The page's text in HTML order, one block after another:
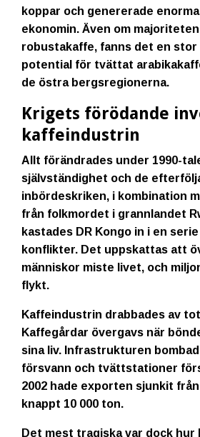
koppar och genererade
ekonomin. Även om
robustakaffe, fanns det en
potential för tvättat
de östra bergsregionerna.
Krigets förödande
kaffeindustrin
Allt förändrades under 1990-
självständighet och de
inbördeskriken, i kombination
från folkmordet i grannlandet
kastades DR Kongo in i en
konflikter. Det uppskattas att
människor miste livet, och
flykt.
Kaffeindustrin drabbades av
Kaffegårdar övergavs när
sina liv. Infrastrukturen
försvann och tvättstationer
2002 hade exporten sjunkit från
knappt 10 000 ton.
Det mest tragiska var dock hur